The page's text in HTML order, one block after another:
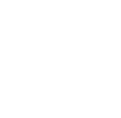
sind
spürbar